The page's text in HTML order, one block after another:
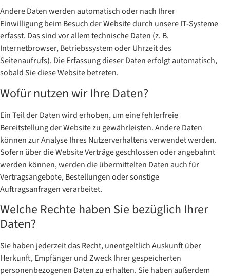
Andere Daten werden automatisch oder nach Ihrer
Einwilligung beim Besuch der Website durch unsere IT-Systeme
erfasst. Das sind vor allem technische Daten (z. B.
Internetbrowser, Betriebssystem oder Uhrzeit des
Seitenaufrufs). Die Erfassung dieser Daten erfolgt automatisch,
sobald Sie diese Website betreten.
Wofür nutzen wir Ihre Daten?
Ein Teil der Daten wird erhoben, um eine fehlerfreie
Bereitstellung der Website zu gewährleisten. Andere Daten
können zur Analyse Ihres Nutzerverhaltens verwendet werden.
Sofern über die Website Verträge geschlossen oder angebahnt
werden können, werden die übermittelten Daten auch für
Vertragsangebote, Bestellungen oder sonstige
Auftragsanfragen verarbeitet.
Welche Rechte haben Sie bezüglich Ihrer
Daten?
Sie haben jederzeit das Recht, unentgeltlich Auskunft über
Herkunft, Empfänger und Zweck Ihrer gespeicherten
personenbezogenen Daten zu erhalten. Sie haben außerdem